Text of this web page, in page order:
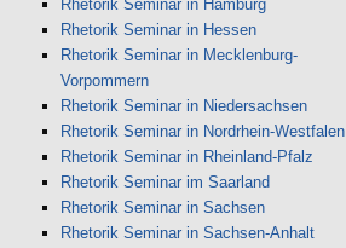
Rhetorik Seminar in Hamburg
Rhetorik Seminar in Hessen
Rhetorik Seminar in Mecklenburg-
Vorpommern
Rhetorik Seminar in Niedersachsen
Rhetorik Seminar in Nordrhein-Westfalen
Rhetorik Seminar in Rheinland-Pfalz
Rhetorik Seminar im Saarland
Rhetorik Seminar in Sachsen
Rhetorik Seminar in Sachsen-Anhalt